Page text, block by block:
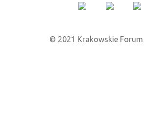
© 2021 Krakowskie